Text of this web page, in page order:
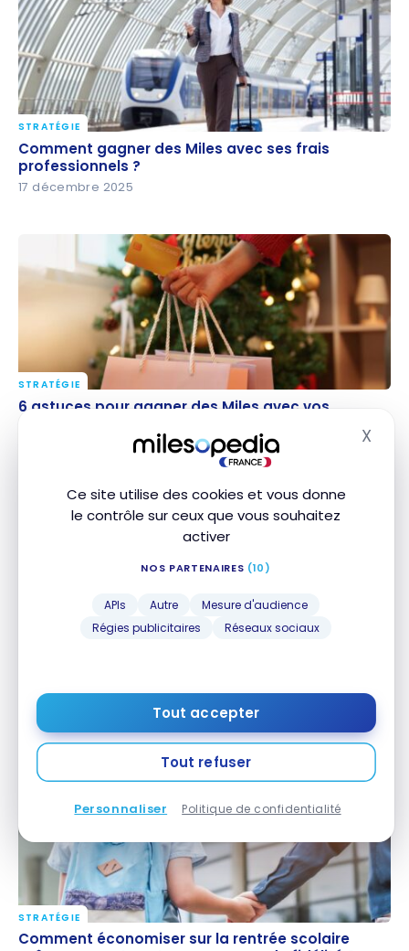
Ce site utilise des cookies et vous donne
le contrôle sur ceux que vous souhaitez
activer
NOS PARTENAIRES (10)
APIs Autre
Mesure d'audience
Régies publicitaires
Réseaux sociaux
Tout accepter
Tout refuser
Personnaliser Politique de confidentialité
X
Comment gagner des Miles avec ses frais
professionnels ?
STRATÉGIE
Comment gagner des Miles avec ses frais
professionnels ?
17 décembre 2025
6 astuces pour gagner des Miles avec vos dépenses
STRATÉGIE
6 astuces pour gagner des Miles avec vos
10 décembre 2025
dépenses
4 décembre 2025
Comment économiser sur la rentrée scolaire grâce
STRATÉGIE
Comment économiser sur la rentrée scolaire